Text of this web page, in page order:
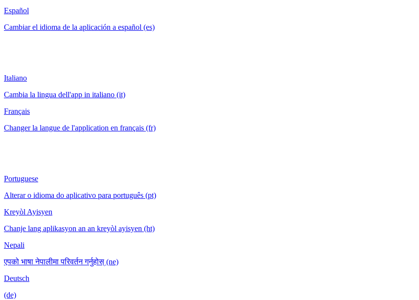
Español
Cambiar el idioma de la aplicación a español (es)
Italiano
Cambia la lingua dell'app in italiano (it)
Français
Changer la langue de l'application en français (fr)
Portuguese
Alterar o idioma do aplicativo para português (pt)
Kreyòl Ayisyen
Chanje lang aplikasyon an an kreyòl ayisyen (ht)
Nepali
एपको भाषा नेपालीमा परिवर्तन गर्नुहोस् (ne)
Deutsch
(de)